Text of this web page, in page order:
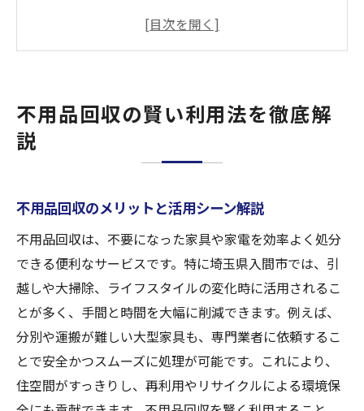
不用品回収の相場を把握して賢く依頼
不用品回収で手間も費用も抑えるコツ
安心できる回収サービスの見極め方
口コミ評価で不用品回収業者を比較検討
不用品回収で追加料金を避けるチェック
トラブル回避のための不用品回収選び
不用品回収で安心を得る業者の特徴
入間市で知っておきたい回収事情
入間市の不用品回収の基本ルールを解説
入間市粗大ゴミの持ち込み方法と注意点
不用品回収とリサイクルボックス活用法
不用品回収の賢い利用法を徹底解
説
不用品回収のメリットと活用シーン解説
不用品回収は、不要になった家具や家電を効率よく処分
できる便利なサービスです。特に埼玉県入間市では、引
越しや大掃除、ライフスタイルの変化時に活用されるこ
とが多く、手間と時間を大幅に削減できます。例えば、
分別や運搬が難しい大型家具も、専門業者に依頼するこ
とで安全かつスムーズに処理が可能です。これにより、
住空間がすっきりし、再利用やリサイクルによる環境保